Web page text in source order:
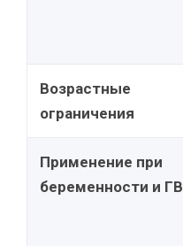
Возрастные
ограничения
Применение при
беременности и ГВ